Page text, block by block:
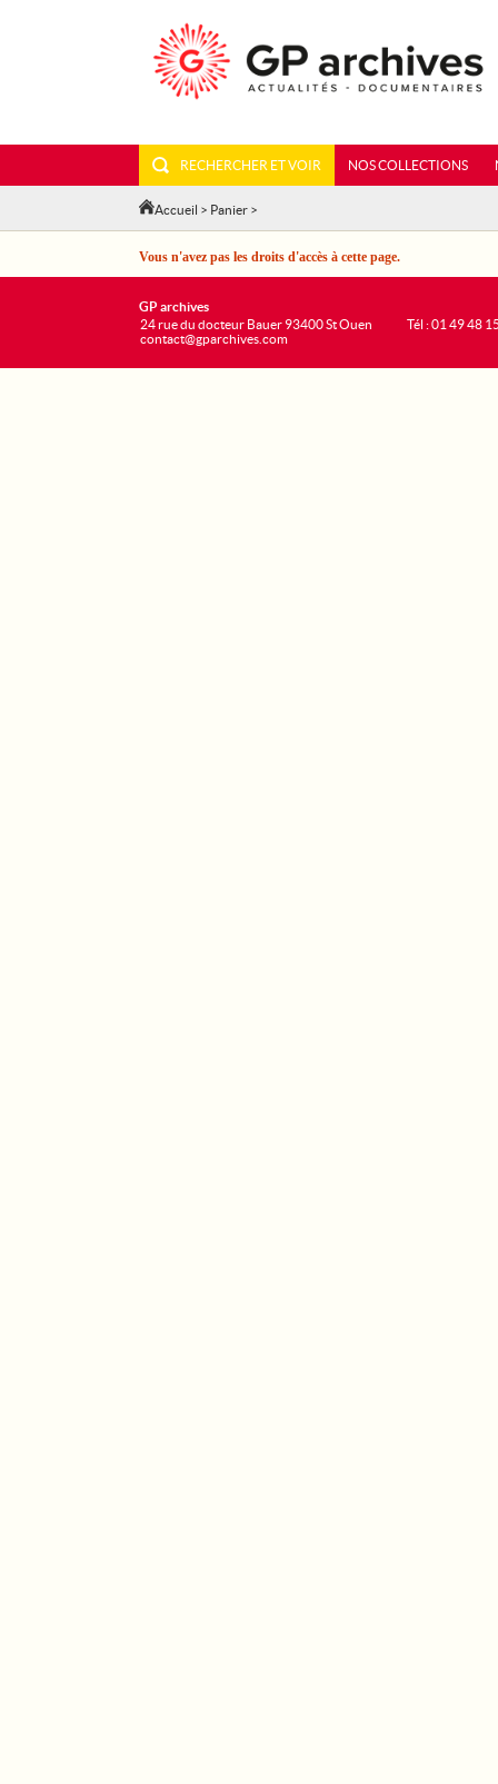
RECHERCHER ET VOIR NOS COLLECTIONS
Accueil > Panier >
Vous n'avez pas les droits d'accès à cette page.
GP archives
24 rue du docteur Bauer 93400 St Ouen
contact@gparchives.com
Tél : 01 49 48